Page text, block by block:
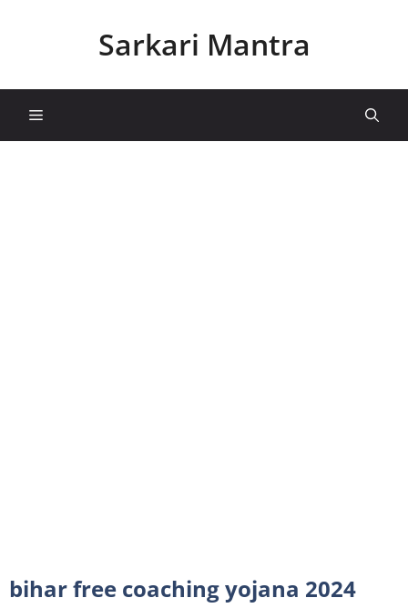
Sarkari Mantra
Menu
bihar free coaching yojana 2024